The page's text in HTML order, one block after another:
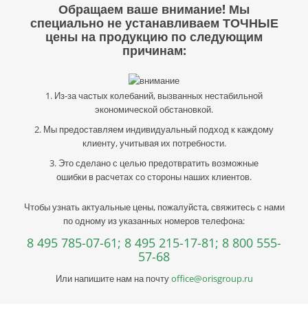
Обращаем ваше внимание! Мы
специально не устанавливаем ТОЧНЫЕ
цены на продукцию по следующим
причинам:
1. Из-за частых колебаний, вызванных нестабильной
экономической обстановкой.
2. Мы предоставляем индивидуальный подход к каждому
клиенту, учитывая их потребности.
3. Это сделано с целью предотвратить возможные
ошибки в расчетах со стороны наших клиентов.
Чтобы узнать актуальные цены, пожалуйста, свяжитесь с нами
по одному из указанных номеров телефона:
8 495 785-07-61; 8 495 215-17-81; 8 800 555-
57-68
Или напишите нам на почтуoffice@orisgroup.ru